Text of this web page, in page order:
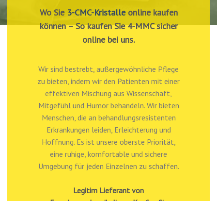
Wo Sie3-CMC-Kristalleonline kaufen
können – So kaufen Sie 4-MMC sicher
online bei uns.
Wir sind bestrebt, außergewöhnliche Pflege
effektiven Mischung aus Wissenschaft,